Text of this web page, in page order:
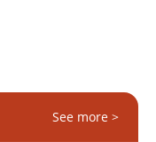
See more >